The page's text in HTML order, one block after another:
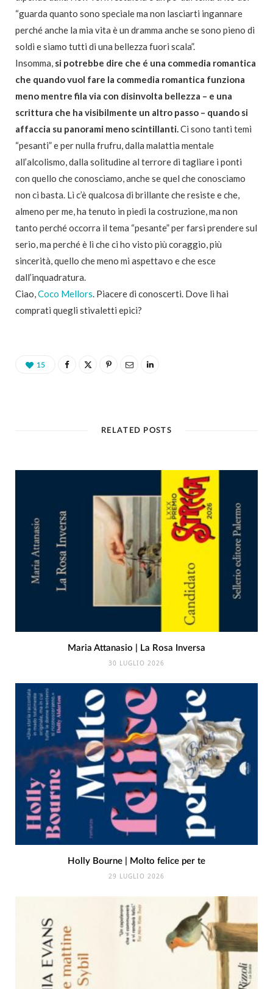
“guarda quanto sono speciale ma non lasciarti ingannare
perché anche la mia vita è un dramma anche se sono pieno di
soldi e siamo tutti di una bellezza fuori scala”.
Insomma, si potrebbe dire che é una commedia romantica
che quando vuol fare la commedia romantica funziona
meno mentre fila via con disinvolta bellezza – e una
scrittura che ha visibilmente un altro passo – quando si
affaccia su panorami meno scintillanti.Ci sono tanti temi
“pesanti” e per nulla frufru, dalla malattia mentale
all’alcolismo, dalla solitudine al terrore di tagliare i ponti
con quello che conosciamo, anche se quel che conosciamo
non ci basta. Lì c’è qualcosa di brillante che resiste e che,
almeno per me, ha tenuto in piedi la costruzione, ma non
tanto perché occorra il tema “pesante” per farsi prendere sul
serio, ma perché è lì che ci ho visto più coraggio, più
sincerità, quello che meno mi aspettavo e che esce
dall’inquadratura.
Ciao,Coco Mellors. Piacere di conoscerti. Dove li hai
comprati quegli stivaletti epici?
15
RELATED POSTS
Maria Attanasio | La Rosa Inversa
30 LUGLIO 2026
Holly Bourne | Molto felice per te
29 LUGLIO 2026